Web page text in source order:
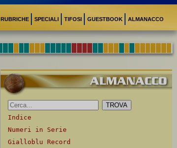
RUBRICHE SPECIALI TIFOSI GUESTBOOK ALMANACCO
Indice
Numeri in Serie
Gialloblu Record